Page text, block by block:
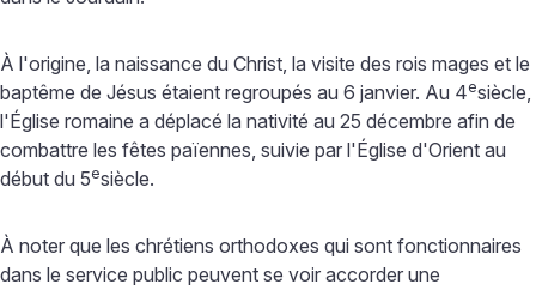
À l'origine, la naissance du Christ, la visite des rois mages et le
baptême de Jésus étaient regroupés au 6 janvier. Au 4esiècle,
l'Église romaine a déplacé la nativité au 25 décembre afin de
combattre les fêtes païennes, suivie par l'Église d'Orient au
début du 5esiècle.
À noter que les chrétiens orthodoxes qui sont fonctionnaires
dans le service public peuvent se voir accorder une